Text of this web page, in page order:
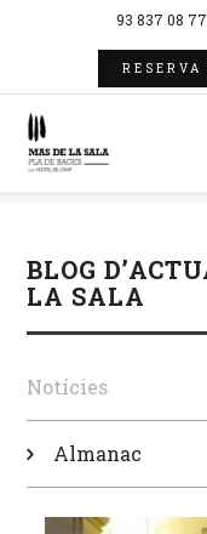
93 837 08 77
RESERVA
BLOG
LA SALA
Notícies
Almanac